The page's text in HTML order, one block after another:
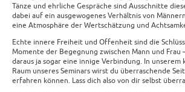
Tänze und ehrliche Gespräche sind Ausschnitte
dabei auf ein ausgewogenes Verhältnis von
eine Atmosphäre der Wertschätzung und
Echte innere Freiheit und Offenheit sind die
Momente der Begegnung zwischen Mann und
daraus ja sogar eine innige Verbindung. In unserem
Raum unseres Seminars wirst du überraschende
erfahren können. Lass dich also von dir selbst